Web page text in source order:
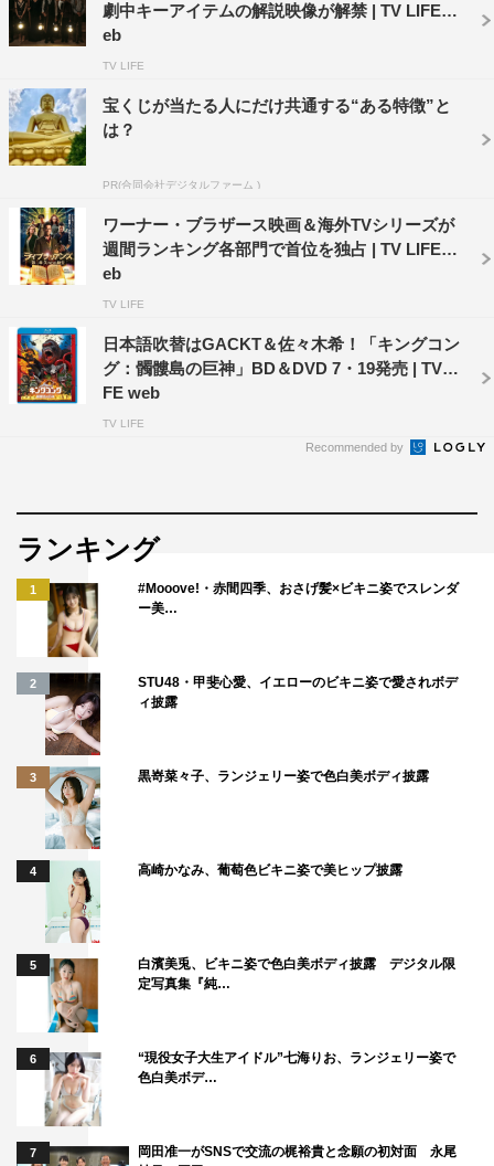
ブルーレイ＆DVD セット（2枚組）3,990円＋税
ブルーレイ、DVD レンタル・デジタル配信
＜ストーリー＞
カナダの山岳地帯、グレースフィールドの山荘に出かけた
マットと5人の仲間たち。10カ月前の事故で片目を失った
マットは、超小型カメラを内蔵した義眼を装着していた。
それでバカンスの模様を記録し、サプライズ・ビデオを作
ろうというのだ。だがその夜、近くの山に飛行物体が落
それを機に想像を超えた現象が彼らを襲いはじめる。携帯
の画面に映る奇怪なマーク、夜の森を動き回る謎の生物。
異変は彼らが逃げ込んだ山荘にも襲いかかり、やがて次々
に姿を消してゆく仲間たち。そのすべてを記録し続けてゆ
キャスト：マチュー・ラザ
監督・製作・脚本・編集：マチュー・ラザ
VFX：ロデオFX
発売・販売元：ワーナー・ブラザース ホームエンターテ
イメント
CMMV BY UNDISCLOSED LLC. ALL RIGHTS
RESERVED
劇中キーアイテムの解説映像が解禁 | TV LIFE w
eb
TV LIFE
宝くじが当たる人にだけ共通する“ある特徴”と
は？
PR(合同会社デジタルファーム )
ワーナー・ブラザース映画＆海外TVシリーズが
週間ランキング各部門で首位を独占 | TV LIFE w
eb
TV LIFE
日本語吹替はGACKT＆佐々木希！「キングコン
グ：髑髏島の巨神」BD＆DVD 7・19発売 | TV LI
FE web
TV LIFE
Recommended by
ランキング
1
#Mooove!・赤間四季、おさげ髪×ビキニ姿でスレンダ
ー美…
2
STU48・甲斐心愛、イエローのビキニ姿で愛されボデ
ィ披露
3 黒嵜菜々子、ランジェリー姿で色白美ボディ披露
4 高崎かなみ、葡萄色ビキニ姿で美ヒップ披露
5
白濱美兎、ビキニ姿で色白美ボディ披露 デジタル限
定写真集『純…
6
“現役女子大生アイドル”七海りお、ランジェリー姿で
色白美ボデ…
7
岡田准一がSNSで交流の梶裕貴と念願の初対面 永尾